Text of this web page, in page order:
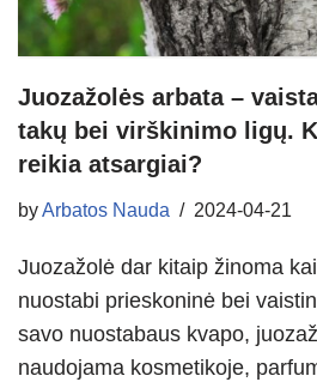
Juozažolės arbata –
takų bei virškinimo ligų.
reikia atsargiai?
byArbatos Nauda 2024-04-21
Juozažolė dar kitaip žinoma
nuostabi prieskoninė bei
savo nuostabaus kvapo,
naudojama kosmetikoje,